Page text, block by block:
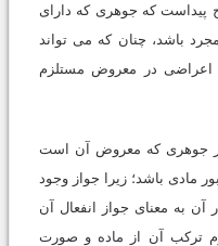
که جوهرى که داراى
باشد، چنان که مى تواند
اعراضى در معروض مستلزم
جوهرى که معروض آن است
مادى باشد؛ زیرا جواز وجود
به معناى جواز انفعال آن
ترکب آن از ماده و صورت